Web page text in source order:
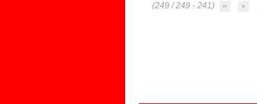
(241 - 249 / 249)